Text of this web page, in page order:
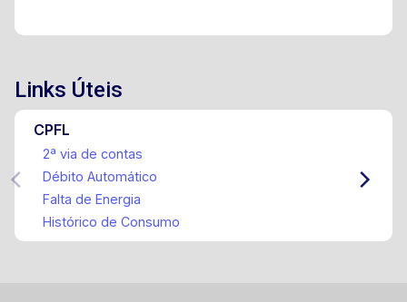
Links Úteis
CPFL
2ª via de contas
Débito Automático
Falta de Energia
Histórico de Consumo